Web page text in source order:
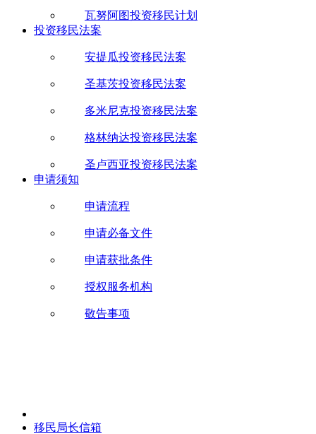
瓦努阿图投资移民计划
投资移民法案
安提瓜投资移民法案
圣基茨投资移民法案
多米尼克投资移民法案
格林纳达投资移民法案
圣卢西亚投资移民法案
申请须知
申请流程
申请必备文件
申请获批条件
授权服务机构
敬告事项
移民局长信箱